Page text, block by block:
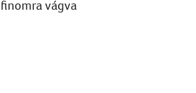
vágva